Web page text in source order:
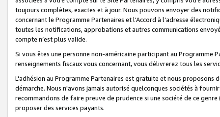
toujours complètes, exactes et à jour. Nous pouvons envoyer des
concernant le Programme Partenaires et l'Accord à l’adresse
toutes les notifications, approbations et autres communications
compte n’est plus valide.
Si vous êtes une personne non-américaine participant au
renseignements fiscaux vous concernant, vous délivrerez tous les
L'adhésion au Programme Partenaires est gratuite et nous proposons
démarche. Nous n'avons jamais autorisé quelconques sociétés à
recommandons de faire preuve de prudence si une société de ce
proposer des services payants.